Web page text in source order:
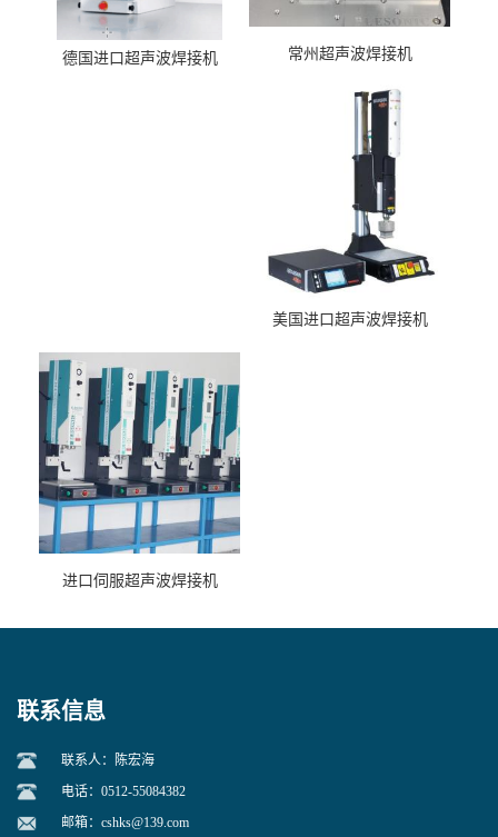
德国进口超声波焊接机 常州超声波焊接机
美国进口超声波焊接机
进口伺服超声波焊接机
联系信息
联系人：陈宏海
电话：0512-55084382
邮箱： cshks@139.com